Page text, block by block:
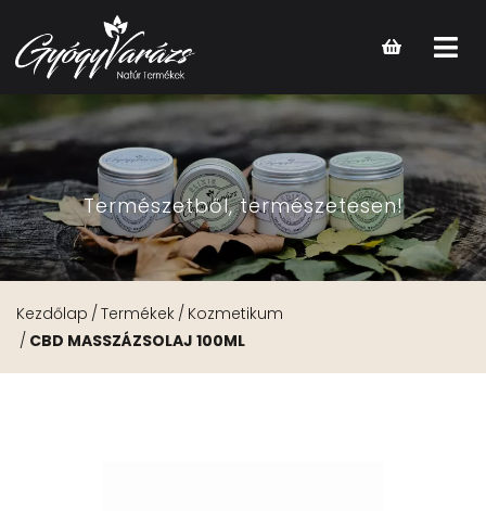
Open
main
Természetből, természetesen!
Kezdőlap Termékek
Kozmetikum
CBD MASSZÁZSOLAJ 100ML